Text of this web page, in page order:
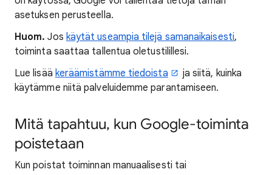
asetuksen perusteella.
Huom. Jos käytät useampia tilejä samanaikaisesti,
toiminta saattaa tallentua oletustilillesi.
Lue lisää keräämistämme tiedoista
ja siitä, kuinka
käytämme niitä palveluidemme parantamiseen.
Mitä tapahtuu, kun Google-toiminta
poistetaan
Kun poistat toiminnan manuaalisesti tai